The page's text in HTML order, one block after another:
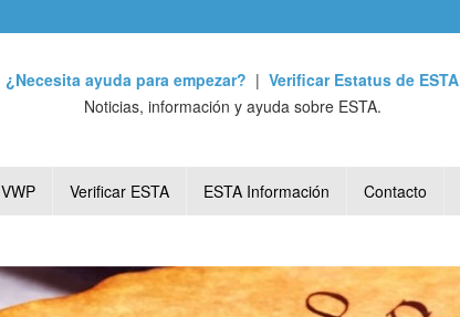
¿Necesita ayuda para empezar? | Verificar Estatus de ESTA
Noticias, información y ayuda sobre ESTA.
VWP Verificar ESTA ESTA Información Contacto